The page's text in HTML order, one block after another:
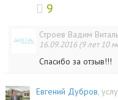
9
Строев Вадим
16.09.2016 (9 лет 10
Спасибо за отзыв!!!
Евгений Дубров,